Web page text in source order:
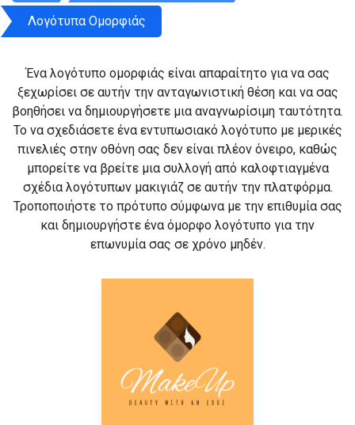
Λογότυπα Ομορφιάς
Ένα λογότυπο ομορφιάς είναι απαραίτητο για να σας
ξεχωρίσει σε αυτήν την ανταγωνιστική θέση και να σας
βοηθήσει να δημιουργήσετε μια αναγνωρίσιμη ταυτότητα.
Το να σχεδιάσετε ένα εντυπωσιακό λογότυπο με μερικές
πινελιές στην οθόνη σας δεν είναι πλέον όνειρο, καθώς
μπορείτε να βρείτε μια συλλογή από καλοφτιαγμένα
σχέδια λογότυπων μακιγιάζ σε αυτήν την πλατφόρμα.
Τροποποιήστε το πρότυπο σύμφωνα με την επιθυμία σας
και δημιουργήστε ένα όμορφο λογότυπο για την
επωνυμία σας σε χρόνο μηδέν.